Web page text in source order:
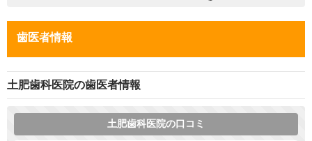
歯医者情報
土肥歯科医院の歯医者情報
土肥歯科医院の口コミ